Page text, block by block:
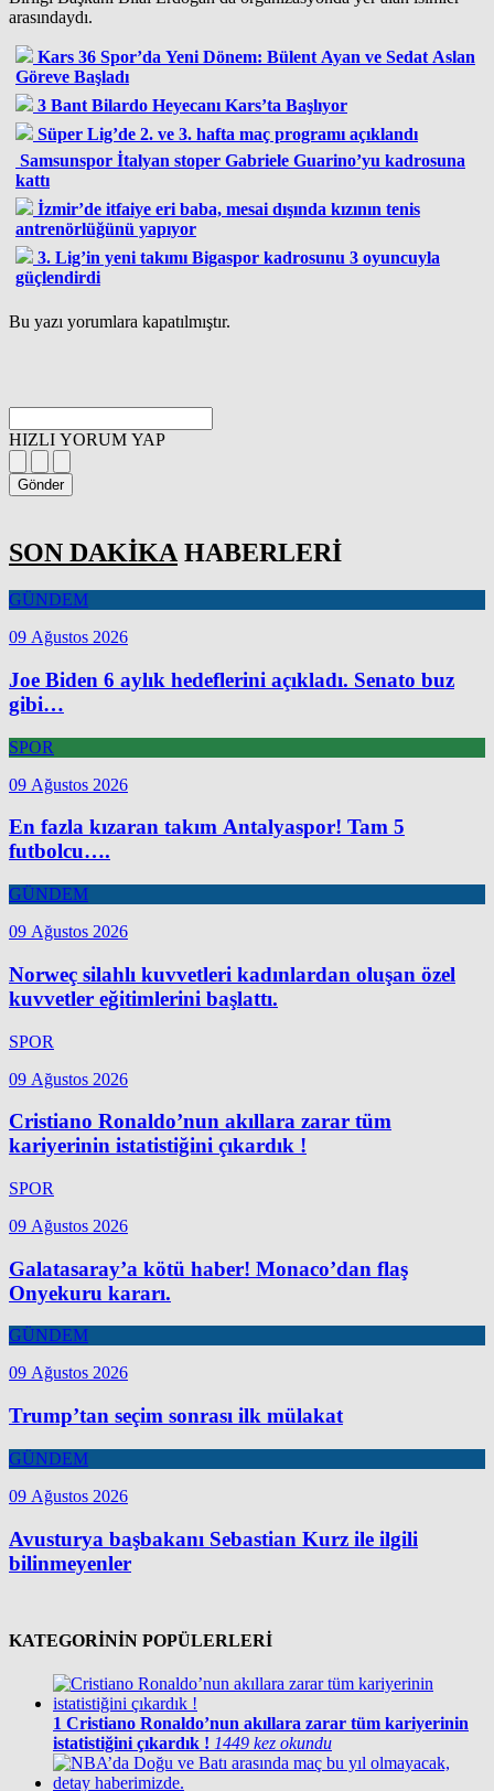
arasındaydı.
Kars 36 Spor’da Yeni Dönem: Bülent Ayan ve Sedat Aslan
Göreve Başladı
3 Bant Bilardo Heyecanı Kars’ta Başlıyor
Süper Lig’de 2. ve 3. hafta maç programı açıklandı
Samsunspor İtalyan stoper Gabriele Guarino’yu kadrosuna
kattı
İzmir’de itfaiye eri baba, mesai dışında kızının tenis
antrenörlüğünü yapıyor
3. Lig’in yeni takımı Bigaspor kadrosunu 3 oyuncuyla
güçlendirdi
Bu yazı yorumlara kapatılmıştır.
HIZLI YORUM YAP
Gönder
SON DAKİKAHABERLERİ
GÜNDEM
09 Ağustos 2026
Joe Biden 6 aylık hedeflerini açıkladı. Senato buz
gibi…
SPOR
09 Ağustos 2026
En fazla kızaran takım Antalyaspor! Tam 5
futbolcu….
GÜNDEM
09 Ağustos 2026
Norweç silahlı kuvvetleri kadınlardan oluşan özel
kuvvetler eğitimlerini başlattı.
SPOR
09 Ağustos 2026
Cristiano Ronaldo’nun akıllara zarar tüm
kariyerinin istatistiğini çıkardık !
SPOR
09 Ağustos 2026
Galatasaray’a kötü haber! Monaco’dan flaş
Onyekuru kararı.
GÜNDEM
09 Ağustos 2026
Trump’tan seçim sonrası ilk mülakat
GÜNDEM
09 Ağustos 2026
Avusturya başbakanı Sebastian Kurz ile ilgili
bilinmeyenler
KATEGORİNİN POPÜLERLERİ
1 Cristiano Ronaldo’nun akıllara zarar tüm kariyerinin
istatistiğini çıkardık ! 1449 kez okundu